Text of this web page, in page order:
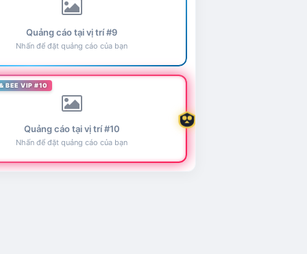
Quảng cáo tại vị trí #9
Nhấn để đặt quảng cáo của bạn
BEE VIP #10
Quảng cáo tại vị trí #10
Nhấn để đặt quảng cáo của bạn